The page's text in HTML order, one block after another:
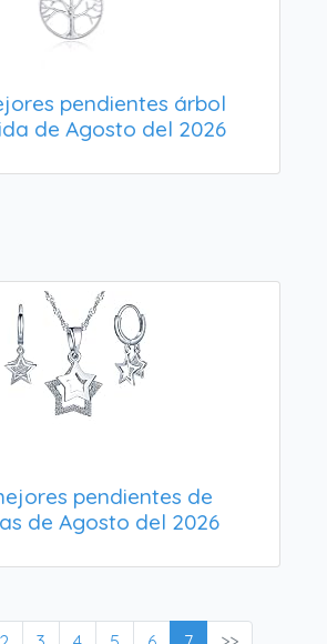
pendientes árbol
de Agosto del 2026
pendientes de
de Agosto del 2026